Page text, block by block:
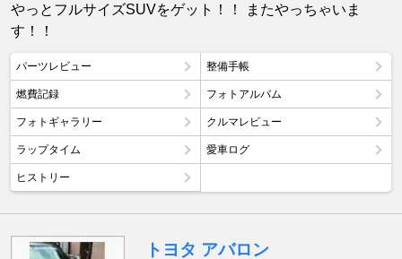
やっとフルサイズSUVをゲット！！ またやっちゃいま
す！！
パーツレビュー 整備手帳
燃費記録 フォトアルバム
フォトギャラリー クルマレビュー
ラップタイム 愛車ログ
ヒストリー
トヨタ アバロン